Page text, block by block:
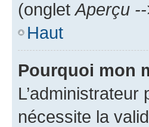
(ongletAperçu
Haut
Pourquoi mon
nécessite la